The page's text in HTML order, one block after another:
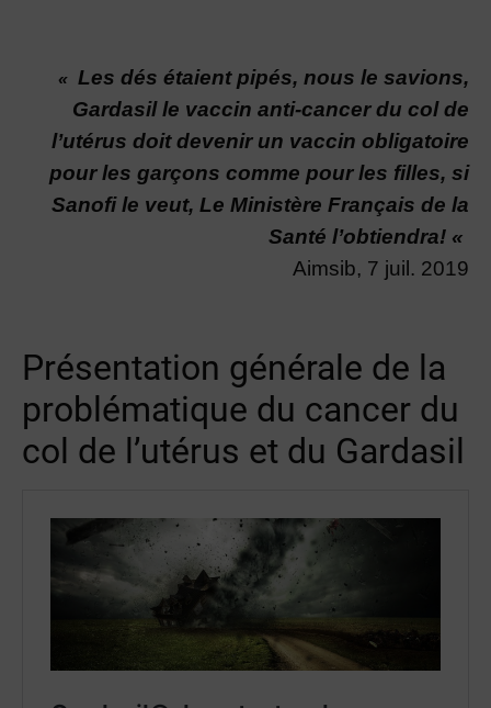
« Les dés étaient pipés, nous le savions,
Gardasil le vaccin anti-cancer du col de
l’utérus doit devenir un vaccin obligatoire
pour les garçons comme pour les filles, si
Sanofi le veut, Le Ministère Français de la
Santé l’obtiendra! «
Aimsib, 7 juil. 2019
Présentation générale de la
problématique du cancer du
col de l’utérus et du Gardasil